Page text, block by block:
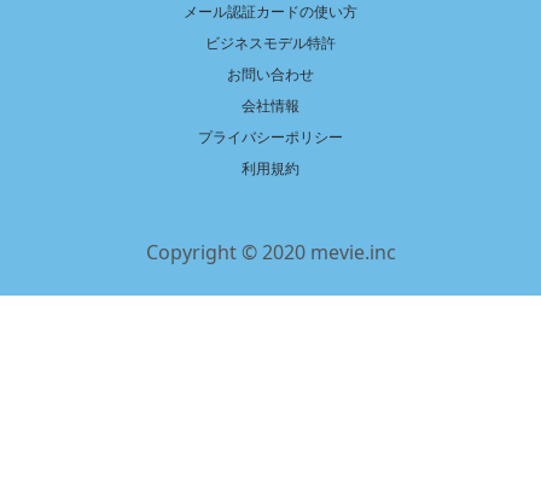
メール認証カードの使い方
ビジネスモデル特許
お問い合わせ
会社情報
プライバシーポリシー
利用規約
Copyright © 2020 mevie.inc